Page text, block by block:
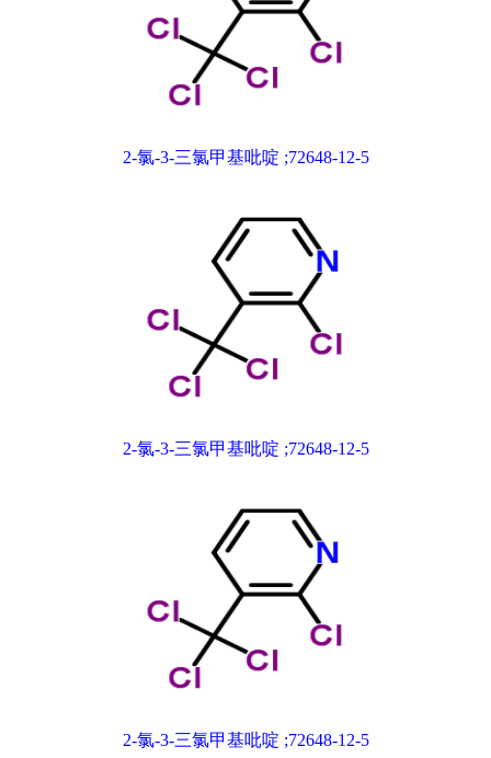
2-氯-3-三氯甲基吡啶 ;72648-12-5
2-氯-3-三氯甲基吡啶 ;72648-12-5
2-氯-3-三氯甲基吡啶 ;72648-12-5